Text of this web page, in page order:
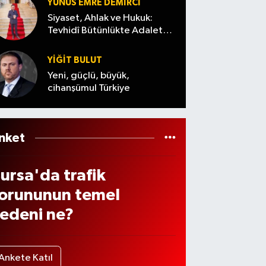
YUNUS EMRE DEMIRCI
Siyaset, Ahlak ve Hukuk:
Tevhidî Bütünlükte Adalet
YİĞİT BULUT
Yeni, güçlü, büyük,
cihanşümul Türkiye
trafik
temel
ne?
Katıl